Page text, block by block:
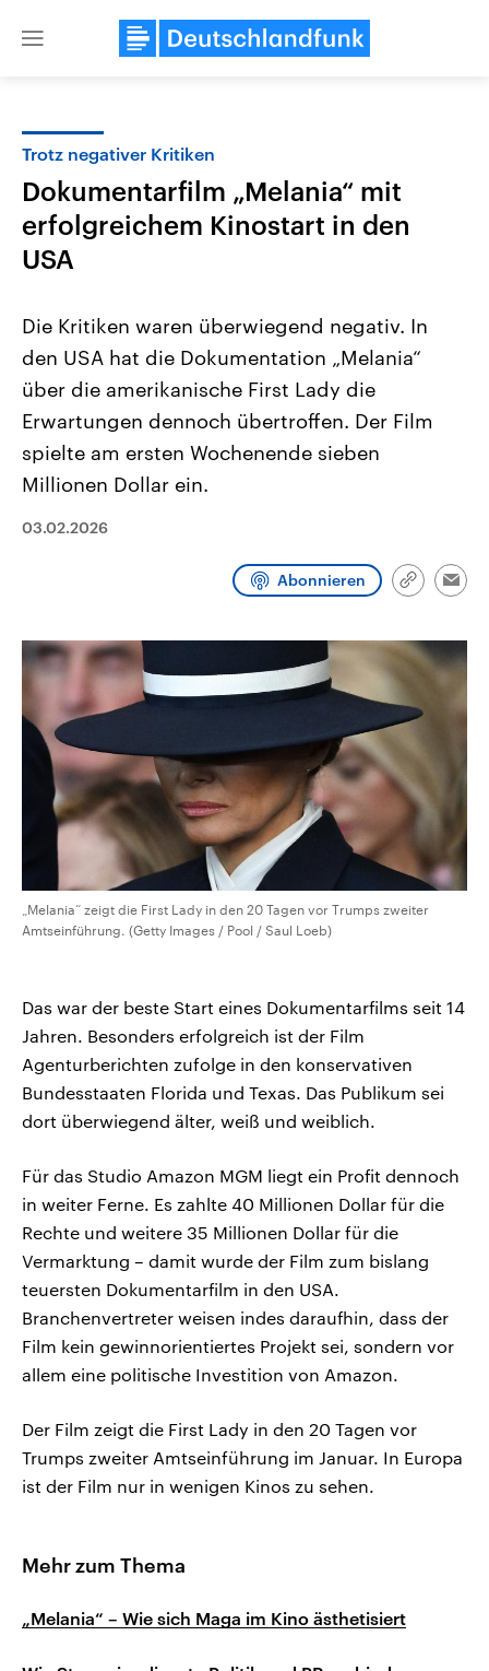
Close
Landtagswahl Sachsen-Anhalt
2026
Alle Informationen
Sachsen-Anhalt wählt am 6.
September 2026 einen neuen
Landtag. Seit 2021 wird das
Bundesland von einer Koalition aus
Umfragen, Prognosen,
Wahlprogramme, aktuelle Berichte
und Kandidaten der anstehenden
USA
Aktuelle Beiträge,
Hintergründe
Wirtschaftlich und
gehören die Vereinigten
Trotz negativer Kritiken
Dokumentarfilm „Melania“ mit
erfolgreichem Kinostart in den
USA
Die Kritiken waren überwiegend negativ. In
den USA hat die Dokumentation „Melania“
über die amerikanische First Lady die
Erwartungen dennoch übertroffen. Der Film
spielte am ersten Wochenende sieben
Millionen Dollar ein.
03.02.2026
Abonnieren
Link
„Melania“ zeigt die First Lady in den 20 Tagen vor Trumps zweiter
Amtseinführung. (Getty Images / Pool / Saul Loeb)
Das war der beste Start eines Dokumentarfilms seit 14
Jahren. Besonders erfolgreich ist der Film
Agenturberichten zufolge in den konservativen
Bundesstaaten Florida und Texas. Das Publikum sei
dort überwiegend älter, weiß und weiblich.
Für das Studio Amazon MGM liegt ein Profit dennoch
in weiter Ferne. Es zahlte 40 Millionen Dollar für die
Rechte und weitere 35 Millionen Dollar für die
Vermarktung – damit wurde der Film zum bislang
teuersten Dokumentarfilm in den USA.
Branchenvertreter weisen indes daraufhin, dass der
Film kein gewinnorientiertes Projekt sei, sondern vor
allem eine politische Investition von Amazon.
Der Film zeigt die First Lady in den 20 Tagen vor
Trumps zweiter Amtseinführung im Januar. In Europa
ist der Film nur in wenigen Kinos zu sehen.
Mehr zum Thema
„Melania“ – Wie sich Maga im Kino ästhetisiert